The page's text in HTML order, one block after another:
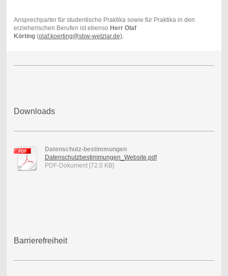
Ansprechparter für studentische Praktika sowie für Praktika in den
erzieherischen Berufen ist ebenso Herr Olaf
Körting(olaf.koerting@sbw-wetzlar.de).
Downloads
Datenschutz-bestimmungen
Datenschutzbestimmungen_Website.pdf
PDF-Dokument [72.0 KB]
Barrierefreiheit